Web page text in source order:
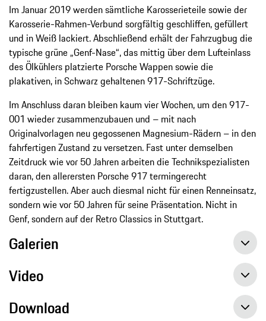
Im Januar 2019 werden sämtliche Karosserieteile sowie der
Karosserie-Rahmen-Verbund sorgfältig geschliffen, gefüllert
und in Weiß lackiert. Abschließend erhält der Fahrzugbug die
typische grüne „Genf-Nase“, das mittig über dem Lufteinlass
des Ölkühlers platzierte Porsche Wappen sowie die
plakativen, in Schwarz gehaltenen 917-Schriftzüge.
Im Anschluss daran bleiben kaum vier Wochen, um den 917-
001 wieder zusammenzubauen und – mit nach
Originalvorlagen neu gegossenen Magnesium-Rädern – in den
fahrfertigen Zustand zu versetzen. Fast unter demselben
Zeitdruck wie vor 50 Jahren arbeiten die Technikspezialisten
daran, den allerersten Porsche 917 termingerecht
fertigzustellen. Aber auch diesmal nicht für einen Renneinsatz,
sondern wie vor 50 Jahren für seine Präsentation. Nicht in
Genf, sondern auf der Retro Classics in Stuttgart.
Galerien
Video
Download